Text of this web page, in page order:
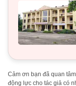
Cảm ơn bạn đã quan
động lực cho tác giả có